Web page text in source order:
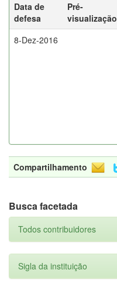
Data de
defesa
Pré-
visualização
8-Dez-2016
Compartilhamento
Busca facetada
Todos contribuidores
Sigla da instituição